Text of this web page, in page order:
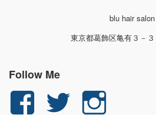
blu hair salon
東京都葛飾区亀有３－
Follow Me
yu_1_fjt